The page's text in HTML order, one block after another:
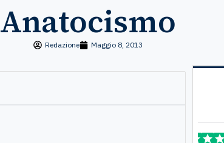
Anatocismo
Redazione Maggio 8, 2013